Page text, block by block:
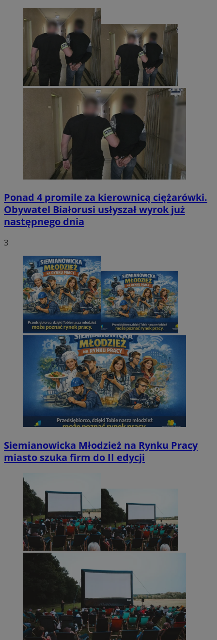
Ponad 4 promile za kierownicą ciężarówki.
Obywatel Białorusi usłyszał wyrok już
następnego dnia
3
Siemianowicka Młodzież na Rynku Pracy
miasto szuka firm do II edycji